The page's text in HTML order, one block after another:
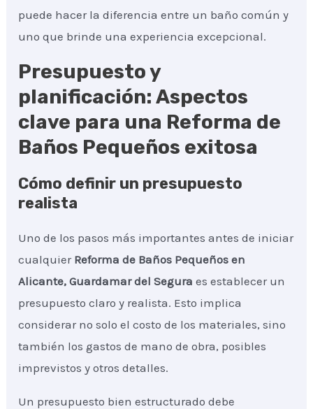
puede hacer la diferencia entre un baño común y
uno que brinde una experiencia excepcional.
Presupuesto y
planificación: Aspectos
clave para una Reforma de
Baños Pequeños exitosa
Cómo definir un presupuesto
realista
Uno de los pasos más importantes antes de iniciar
cualquier Reforma de Baños Pequeños en
Alicante, Guardamar del Seguraes establecer un
presupuesto claro y realista. Esto implica
considerar no solo el costo de los materiales, sino
también los gastos de mano de obra, posibles
imprevistos y otros detalles.
Un presupuesto bien estructurado debe